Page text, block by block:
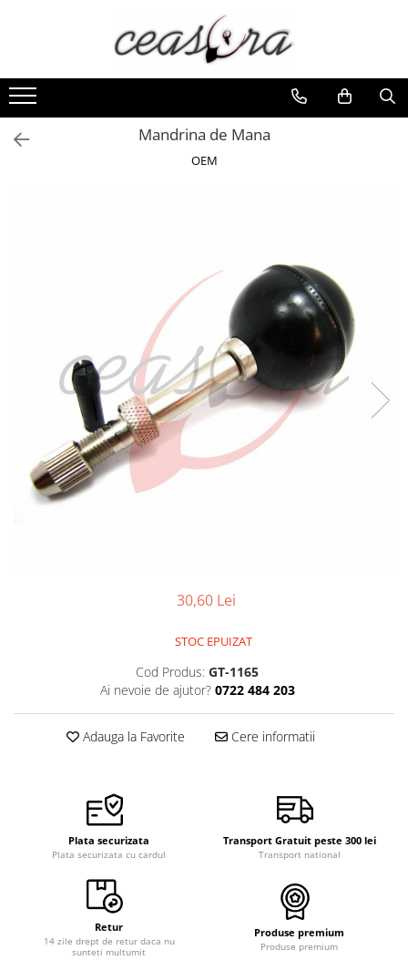
Toate Produsele
Baterii
AA, AAA, 9V
Accesorii baterii
Ceasuri Daniel Klein
Ceasuri Lorus
Ceasuri Police
Ceasuri Q&Q
Ceasuri Q&Q Attractive
Ceasuri Reflex
Ceasuri Sekonda
Curele Casio
Curele cauciuc
Curele Garmin
Curele metalice
Curele militare
Curele piele
Mandrina de Mana
OEM
30,60 Lei
STOC EPUIZAT
Cod Produs: GT-1165
Ai nevoie de ajutor? 0722 484 203
Adauga la Favorite Cere informatii
Plata securizata
Plata securizata cu cardul
Transport Gratuit peste 300 lei
Transport national
Retur
14 zile drept de retur daca nu
sunteti multumit
Produse premium
Produse premium